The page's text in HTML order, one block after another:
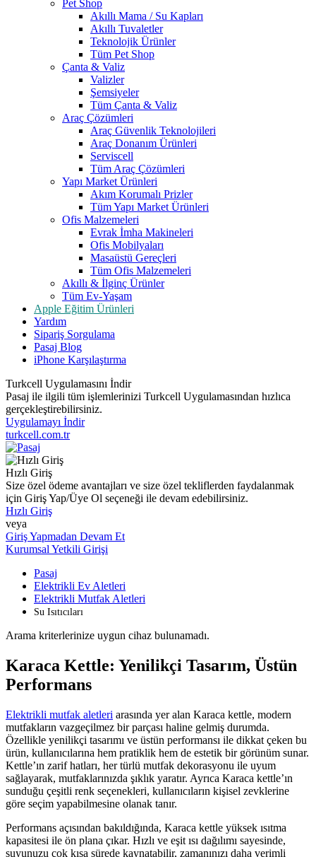
Pet Shop
Akıllı Mama / Su Kapları
Akıllı Tuvaletler
Teknolojik Ürünler
Tüm Pet Shop
Çanta & Valiz
Valizler
Şemsiyeler
Tüm Çanta & Valiz
Araç Çözümleri
Araç Güvenlik Teknolojileri
Araç Donanım Ürünleri
Serviscell
Tüm Araç Çözümleri
Yapı Market Ürünleri
Akım Korumalı Prizler
Tüm Yapı Market Ürünleri
Ofis Malzemeleri
Evrak İmha Makineleri
Ofis Mobilyaları
Masaüstü Gereçleri
Tüm Ofis Malzemeleri
Akıllı & İlginç Ürünler
Tüm Ev-Yaşam
Apple Eğitim Ürünleri
Yardım
Sipariş Sorgulama
Pasaj Blog
iPhone Karşılaştırma
Turkcell Uygulamasını İndir
Pasaj ile ilgili tüm işlemlerinizi Turkcell Uygulamasından hızlıca
gerçekleştirebilirsiniz.
Uygulamayı İndir
turkcell.com.tr
Hızlı Giriş
Size özel ödeme avantajları ve size özel tekliflerden faydalanmak
için Giriş Yap/Üye Ol seçeneği ile devam edebilirsiniz.
Hızlı Giriş
veya
Giriş Yapmadan Devam Et
Kurumsal Yetkili Girişi
Pasaj
Elektrikli Ev Aletleri
Elektrikli Mutfak Aletleri
Su Isıtıcıları
Arama kriterlerinize uygun cihaz bulunamadı.
Karaca Kettle: Yenilikçi Tasarım, Üstün
Performans
Elektrikli mutfak aletleri arasında yer alan Karaca kettle, modern
mutfakların vazgeçilmez bir parçası haline gelmiş durumda.
Özellikle yenilikçi tasarımı ve üstün performansı ile dikkat çeken bu
ürün, kullanıcılarına hem pratiklik hem de estetik bir görünüm sunar.
Kettle’ın zarif hatları, her türlü mutfak dekorasyonu ile uyum
sağlayarak, mutfaklarınızda şıklık yaratır. Ayrıca Karaca kettle’ın
sunduğu çeşitli renk seçenekleri, kullanıcıların kişisel zevklerine
göre seçim yapabilmesine olanak tanır.
Performans açısından bakıldığında, Karaca kettle yüksek ısıtma
kapasitesi ile ön plana çıkar. Hızlı ve eşit ısı dağılımı sayesinde,
suyunuzu çok kısa sürede kaynatabilir, zamanınızı daha verimli